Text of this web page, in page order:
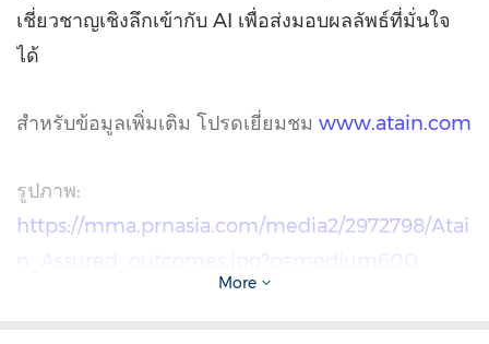
เชี่ยวชาญเชิงลึกเข้ากับ AI เพื่อส่งมอบผลลัพธ์ที่มั่นใจ
ได้
สำหรับข้อมูลเพิ่มเติม โปรดเยี่ยมชม www.atain.com
รูปภาพ:
https://mma.prnasia.com/media2/2972798/Atai
n_Assured_outcomes.jpg?p=medium600
https://mma.prnasia.com/media2/297190
More